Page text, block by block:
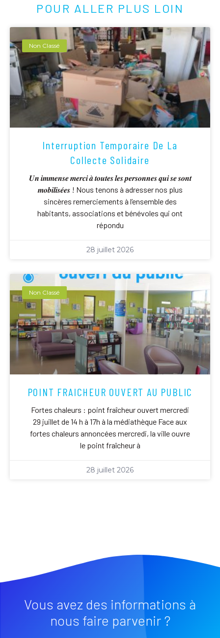
POUR ALLER PLUS LOIN
Non Classé
Interruption Temporaire De La
Collecte Solidaire
𝑼𝒏 𝒊𝒎𝒎𝒆𝒏𝒔𝒆 𝒎𝒆𝒓𝒄𝒊 𝒂̀ 𝒕𝒐𝒖𝒕𝒆𝒔 𝒍𝒆𝒔 𝒑𝒆𝒓𝒔𝒐𝒏𝒏𝒆𝒔 𝒒𝒖𝒊 𝒔𝒆 𝒔𝒐𝒏𝒕
𝒎𝒐𝒃𝒊𝒍𝒊𝒔𝒆́𝒆𝒔 ! Nous tenons à adresser nos plus
sincères remerciements à l’ensemble des
habitants, associations et bénévoles qui ont
répondu
28 juillet 2026
Non Classé
POINT FRAICHEUR OUVERT AU PUBLIC
Fortes chaleurs : point fraîcheur ouvert mercredi
29 juillet de 14 h à 17h à la médiathèque Face aux
fortes chaleurs annoncées mercredi, la ville ouvre
le point fraîcheur à
28 juillet 2026
Vous avez des informations à
nous faire parvenir ?